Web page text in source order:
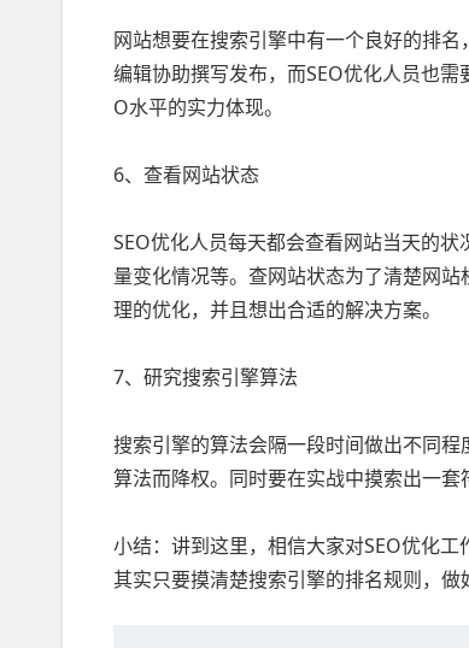
网站想要在搜索引擎中有一个良好的排
编辑协助撰写发布，而SEO优化人员也需
O水平的实力体现。
6、查看网站状态
SEO优化人员每天都会查看网站当天的
量变化情况等。查网站状态为了清楚网
理的优化，并且想出合适的解决方案。
7、研究搜索引擎算法
搜索引擎的算法会隔一段时间做出不同
算法而降权。同时要在实战中摸索出一套
小结：讲到这里，相信大家对SEO优化
其实只要摸清楚搜索引擎的排名规则，做